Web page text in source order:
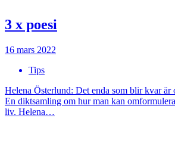
3 x poesi
16 mars 2022
Tips
Helena Österlund: Det enda som blir kvar
En diktsamling om hur man kan
liv. Helena…